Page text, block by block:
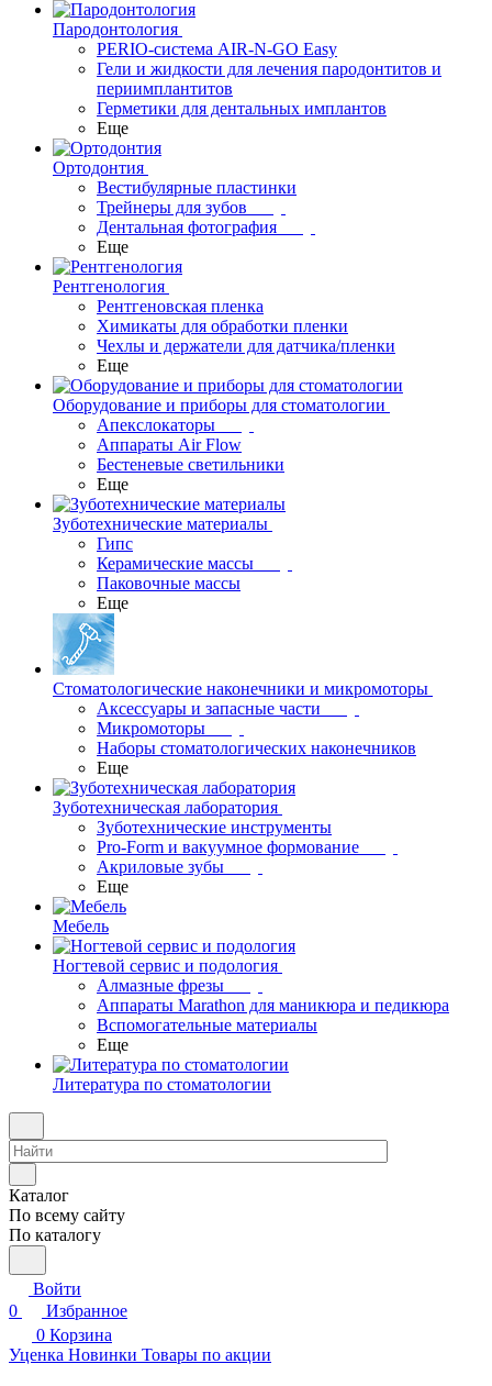
Пародонтология
PERIO-система AIR-N-GO Easy
Гели и жидкости для лечения пародонтитов и
периимплантитов
Герметики для дентальных имплантов
Еще
Ортодонтия
Вестибулярные пластинки
Трейнеры для зубов
Дентальная фотография
Еще
Рентгенология
Рентгеновская пленка
Химикаты для обработки пленки
Чехлы и держатели для датчика/пленки
Еще
Оборудование и приборы для стоматологии
Апекслокаторы
Аппараты Air Flow
Бестеневые светильники
Еще
Зуботехнические материалы
Гипс
Керамические массы
Паковочные массы
Еще
Стоматологические наконечники и микромоторы
Аксессуары и запасные части
Микромоторы
Наборы стоматологических наконечников
Еще
Зуботехническая лаборатория
Зуботехнические инструменты
Pro-Form и вакуумное формование
Акриловые зубы
Еще
Мебель
Ногтевой сервис и подология
Алмазные фрезы
Аппараты Marathon для маникюра и педикюра
Вспомогательные материалы
Еще
Литература по стоматологии
Каталог
По всему сайту
По каталогу
Войти
0
Избранное
0 Корзина
Уценка Новинки Товары по акции